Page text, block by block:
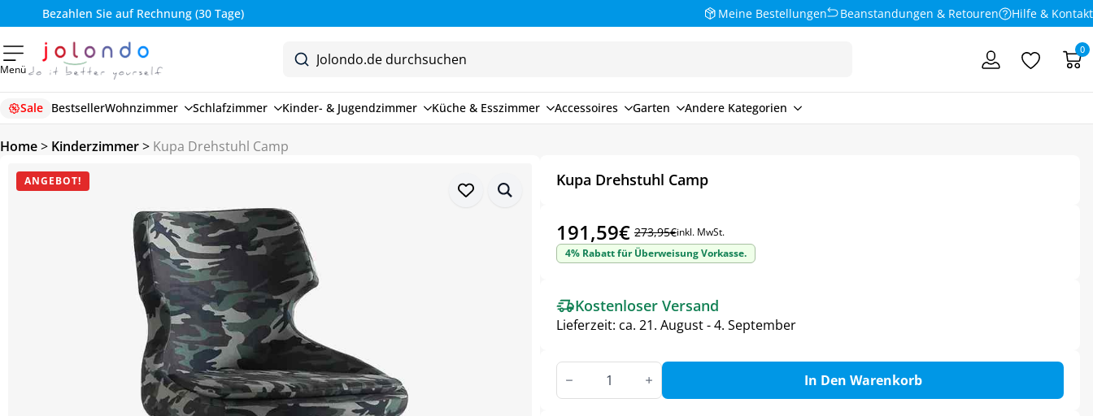
Bezahlen Sie auf Rechnung (30 Tage) Meine Bestellungen Beanstandungen & Retouren Hilfe & Kontakt
Menü
0
Sale BestsellerWohnzimmer Schlafzimmer Kinder- & Jugendzimmer Küche & Esszimmer Accessoires Garten Andere Kategorien
Home> Kinderzimmer> Kupa Drehstuhl Camp
ANGEBOT! Kupa Drehstuhl Camp
273,95€
Ursprünglicher
Preis
273,95€
191,59€
Aktueller
Preis
191,59€.
inkl. MwSt.
4% Rabatt für Überweisung Vorkasse.
Kostenloser Versand
Lieferzeit: ca. 21. August - 4. September
Kupa
Drehstuhl
Camp
In Den Warenkorb